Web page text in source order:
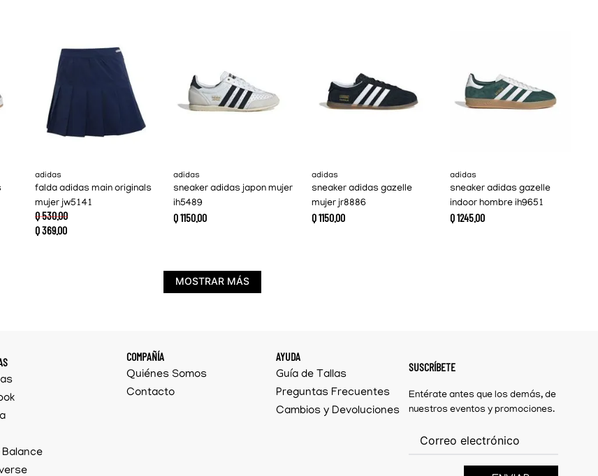
adidas
falda adidas main originals
mujer jw5141
Q530.00
Q369.00
adidas
sneaker adidas japon mujer
ih5489
Q115000
adidas
sneaker adidas gazelle
mujer jr8886
Q115000
adidas
sneaker adidas gazelle
indoor hombre ih9651
Q124500
MOSTRAR MÁS
Balance
COMPAÑÍA
Quiénes Somos
Contacto
AYUDA
Guía de Tallas
Preguntas Frecuentes
Cambios y Devoluciones
SUSCRÍBETE
Entérate antes que los demás, de
nuestros eventos y promociones.